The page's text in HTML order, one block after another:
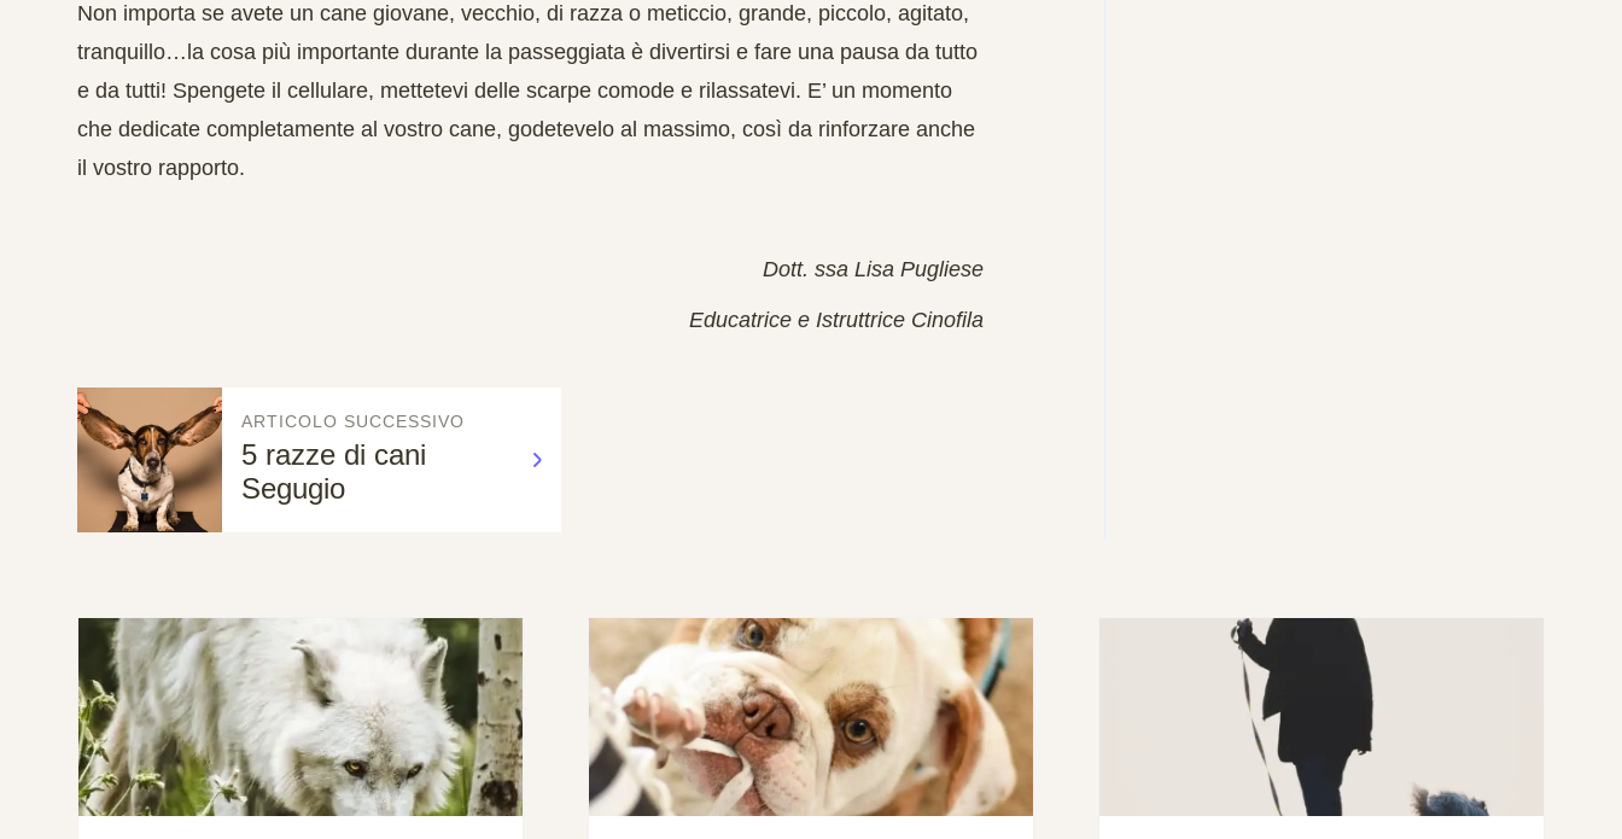
Non importa se avete un cane giovane, vecchio, di razza o meticcio, grande, piccolo, agitato,
tranquillo…la cosa più importante durante la passeggiata è divertirsi e fare una pausa da tutto
e da tutti! Spengete il cellulare, mettetevi delle scarpe comode e rilassatevi. E’ un momento
che dedicate completamente al vostro cane, godetevelo al massimo, così da rinforzare anche
il vostro rapporto.
Dott. ssa Lisa Pugliese
Educatrice e Istruttrice Cinofila
ARTICOLO SUCCESSIVO
5 razze di cani
Segugio